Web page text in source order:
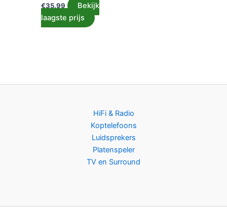
€35.99
Bekijk
laagste prijs
HiFi & Radio
Koptelefoons
Luidsprekers
Platenspeler
TV en Surround